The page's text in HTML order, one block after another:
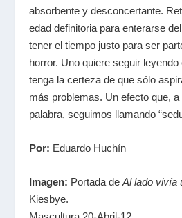
absorbente y desconcertante.
edad definitoria para enterarse
tener el tiempo justo para ser
horror. Uno quiere seguir
tenga la certeza de que sólo
más problemas. Un efecto que,
palabra, seguimos llamando
Por: Eduardo Huchín
Imagen: Portada deAl lado vivía
Kiesbye.